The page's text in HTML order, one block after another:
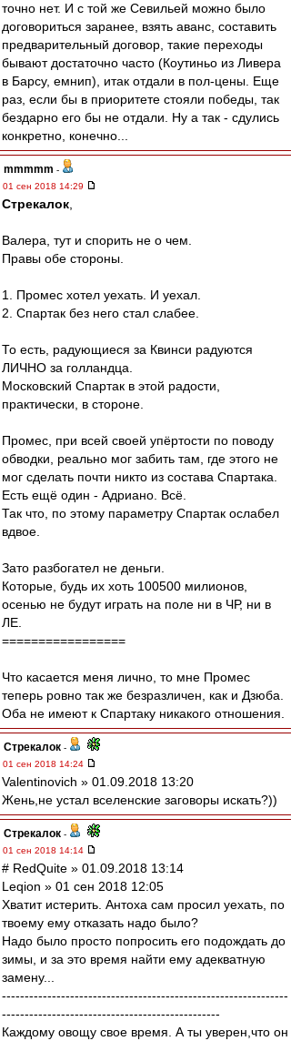
точно нет. И с той же Севильей можно было
договориться заранее, взять аванс, составить
предварительный договор, такие переходы
бывают достаточно часто (Коутиньо из Ливера
в Барсу, емнип), итак отдали в пол-цены. Еще
раз, если бы в приоритете стояли победы, так
бездарно его бы не отдали. Ну а так - сдулись
конкретно, конечно...
mmmmm -
01 сен 2018 14:29
Стрекалок
Валера, тут и спорить не о чем.
Правы обе стороны.
1. Промес хотел уехать. И уехал.
2. Спартак без него стал слабее.
То есть, радующиеся за Квинси радуются
ЛИЧНО за голландца.
Московский Спартак в этой радости,
практически, в стороне.
Промес, при всей своей упёртости по поводу
обводки, реально мог забить там, где этого не
мог сделать почти никто из состава Спартака.
Есть ещё один - Адриано. Всё.
Так что, по этому параметру Спартак ослабел
вдвое.
Зато разбогател не деньги.
Которые, будь их хоть 100500 милионов,
осенью не будут играть на поле ни в ЧР, ни в
ЛЕ.
=================
Что касается меня лично, то мне Промес
теперь ровно так же безразличен, как и Дзюба.
Оба не имеют к Спартаку никакого отношения.
Стрекалок -
01 сен 2018 14:24
Valentinovich » 01.09.2018 13:20
Жень,не устал вселенские заговоры искать?))
Стрекалок -
01 сен 2018 14:14
# RedQuite » 01.09.2018 13:14
Leqion » 01 сен 2018 12:05
Хватит истерить. Антоха сам просил уехать, по
твоему ему отказать надо было?
Надо было просто попросить его подождать до
зимы, и за это время найти ему адекватную
замену...
---------------------------------------------------------------
------------------------------------------------
Каждому овощу свое время. А ты уверен,что он